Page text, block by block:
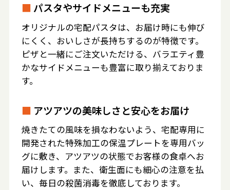
■ パスタやサイドメニューも充実
オリジナルの宅配パスタは、お届け時にも伸び
にくく、おいしさが長持ちするのが特徴です。
ピザと一緒にご注文いただける、バラエティ豊
かなサイドメニューも豊富に取り揃えておりま
す。
■ アツアツの美味しさと安心をお届け
焼きたての風味を損なわないよう、宅配専用に
開発された特殊加工の保温プレートを専用バッ
グに敷き、アツアツの状態でお客様の食卓へお
届けします。また、衛生面にも細心の注意を払
い、毎日の殺菌消毒を徹底しております。